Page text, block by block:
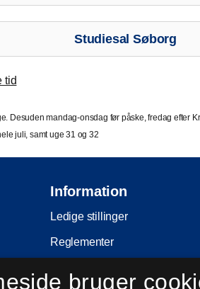
Studiesal Søborg
tid
Desuden mandag-onsdag før påske, fredag efter
juli, samt uge 31 og 32
Information
Ledige stillinger
Reglementer
bruger